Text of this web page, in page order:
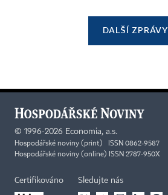
DALŠÍ ZPRÁVY
© 1996-2026 Economia, a.s.
Hospodářské noviny (print) ISSN 0862-9587
Hospodářské noviny (online) ISSN 2787-950X
Certifikováno Sledujte nás